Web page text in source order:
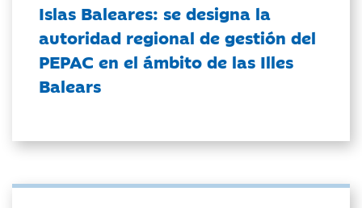
Islas Baleares: se designa la
autoridad regional de gestión del
PEPAC en el ámbito de las Illes
Balears